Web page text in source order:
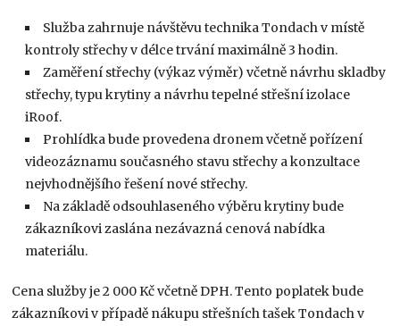
Služba zahrnuje návštěvu technika Tondach v místě
kontroly střechy v délce trvání maximálně 3 hodin.
Zaměření střechy (výkaz výměr) včetně návrhu skladby
střechy, typu krytiny a návrhu tepelné střešní izolace
iRoof.
Prohlídka bude provedena dronem včetně pořízení
videozáznamu současného stavu střechy a konzultace
nejvhodnějšího řešení nové střechy.
Na základě odsouhlaseného výběru krytiny bude
zákazníkovi zaslána nezávazná cenová nabídka
materiálu.
Cena služby je 2 000 Kč včetně DPH. Tento poplatek bude
zákazníkovi v případě nákupu střešních tašek Tondach v